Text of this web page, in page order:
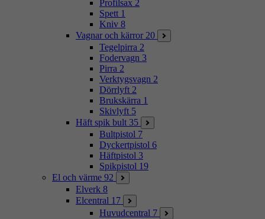
Profilsax 2
Spett 1
Kniv 8
Vagnar och kärror 20
Tegelpirra 2
Fodervagn 3
Pirra 2
Verktygsvagn 2
Dörrlyft 2
Brukskärra 1
Skivlyft 5
Häft spik bult 35
Bultpistol 7
Dyckertpistol 6
Häftpistol 3
Spikpistol 19
El och värme 92
Elverk 8
Elcentral 17
Huvudcentral 7